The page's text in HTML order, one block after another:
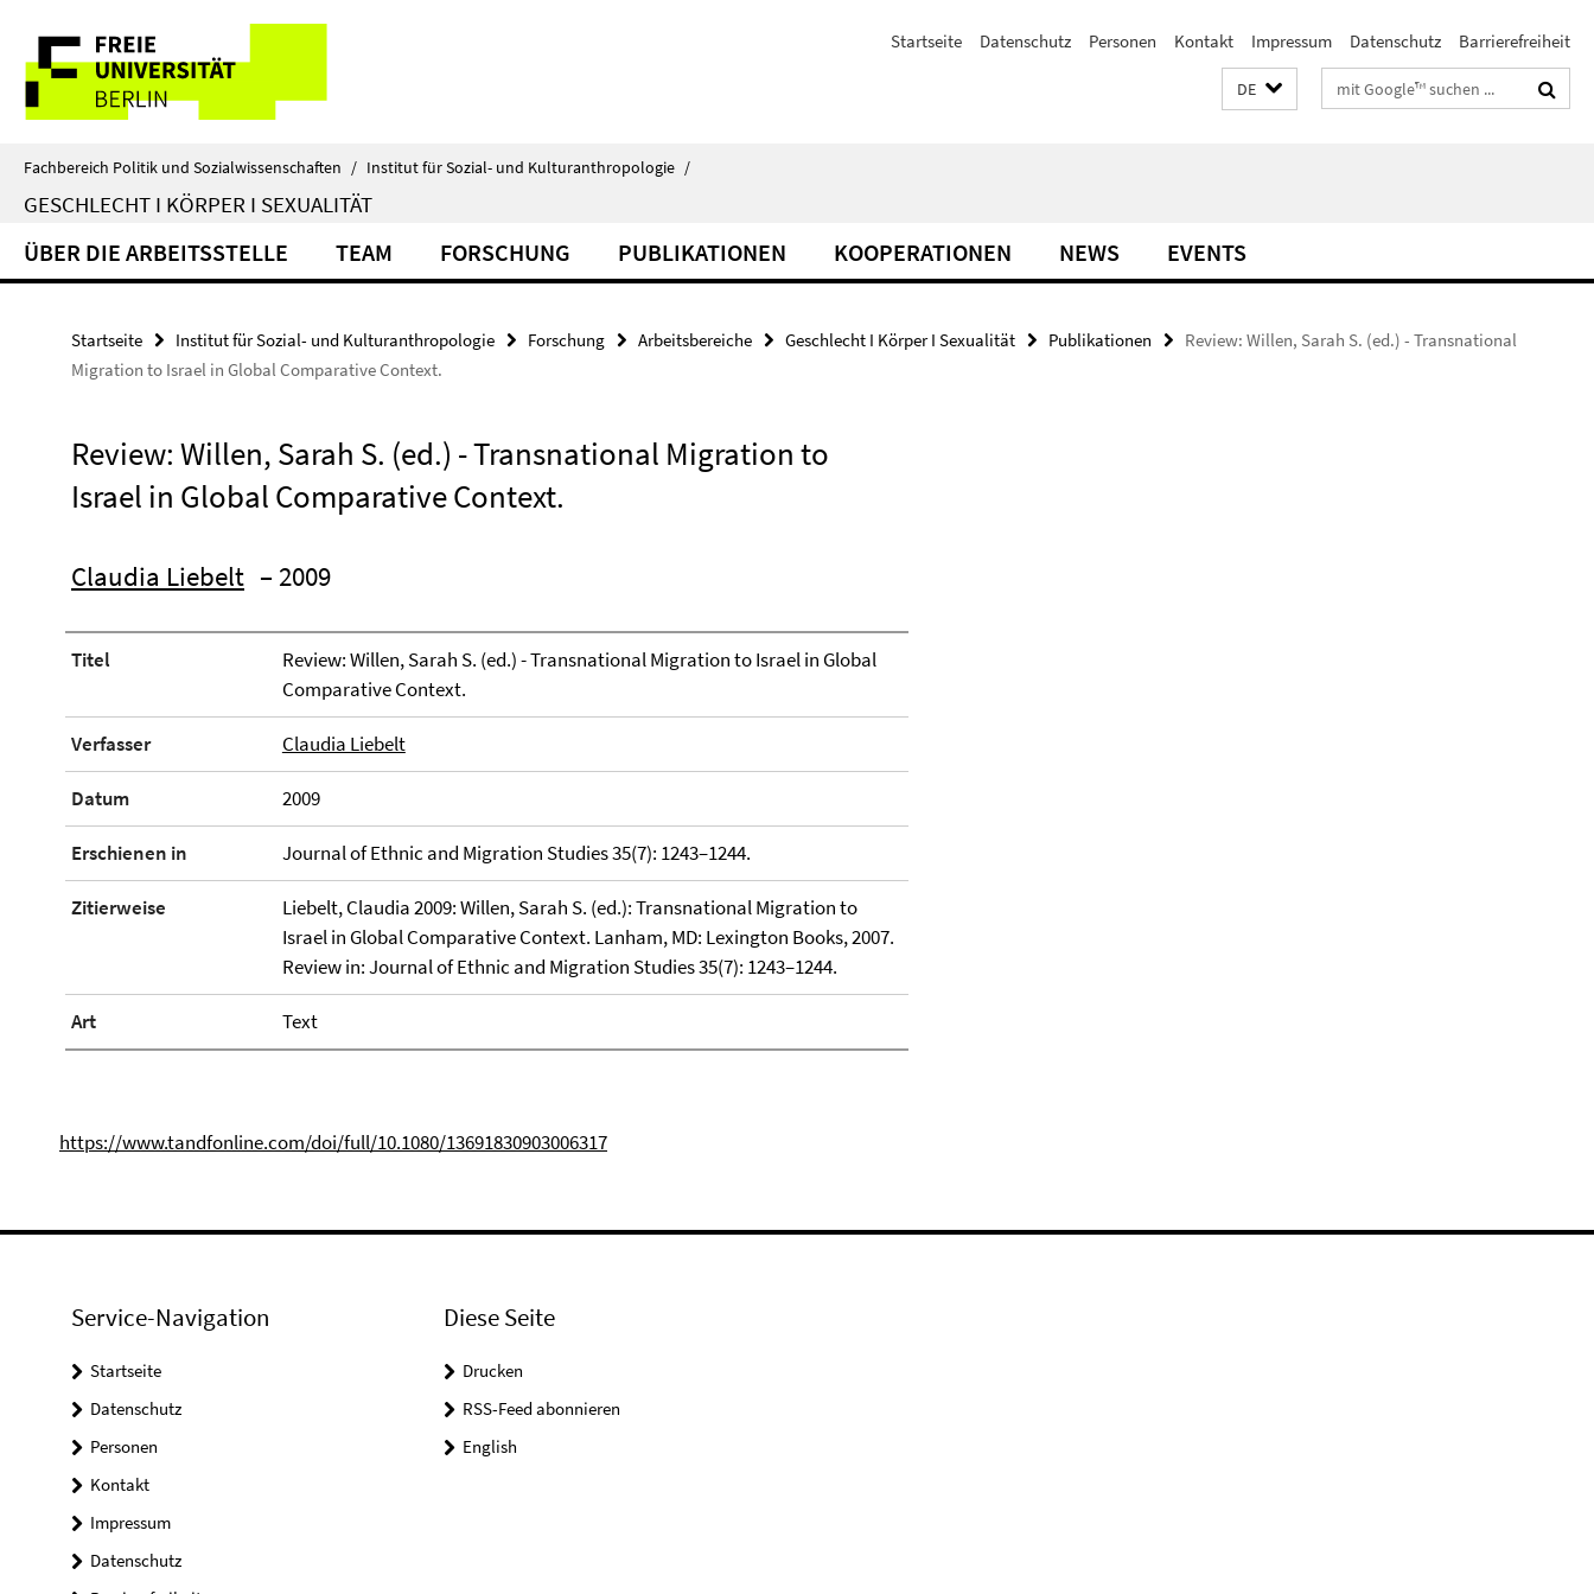
direkt
Inhalt
Service-
Navigation
Startseite Datenschutz Personen Kontakt Impressum Datenschutz Barrierefreiheit
DE Suchbegriffe
Fachbereich Politik und Sozialwissenschaften / Institut für Sozial- und Kulturanthropologie /
GESCHLECHT I KÖRPER I SEXUALITÄT
ÜBER DIE ARBEITSSTELLE TEAM FORSCHUNG PUBLIKATIONEN KOOPERATIONEN NEWS EVENTS
Startseite Institut für Sozial- und Kulturanthropologie Forschung Arbeitsbereiche Geschlecht I Körper I Sexualität Publikationen
Review: Willen, Sarah S. (ed.) - Transnational
Migration to Israel in Global Comparative Context.
Review: Willen, Sarah S. (ed.) - Transnational Migration to
Israel in Global Comparative Context.
Claudia Liebelt – 2009
Titel
Review: Willen, Sarah S. (ed.) - Transnational Migration to Israel in Global
Comparative Context.
Verfasser Claudia Liebelt
Datum 2009
Erschienen in Journal of Ethnic and Migration Studies 35(7): 1243–1244.
Zitierweise
Liebelt, Claudia 2009: Willen, Sarah S. (ed.): Transnational Migration to
Israel in Global Comparative Context. Lanham, MD: Lexington Books, 2007.
Review in: Journal of Ethnic and Migration Studies 35(7): 1243–1244.
Art Text
https://www.tandfonline.com/doi/full/10.1080/13691830903006317
Service-Navigation
Startseite
Datenschutz
Personen
Kontakt
Impressum
Datenschutz
Diese Seite
Drucken
RSS-Feed abonnieren
English